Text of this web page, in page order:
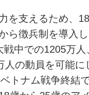
を支えるため、
ら徴兵制を導入
戦中での1205万
人の動員を可能に
トナム戦争終結